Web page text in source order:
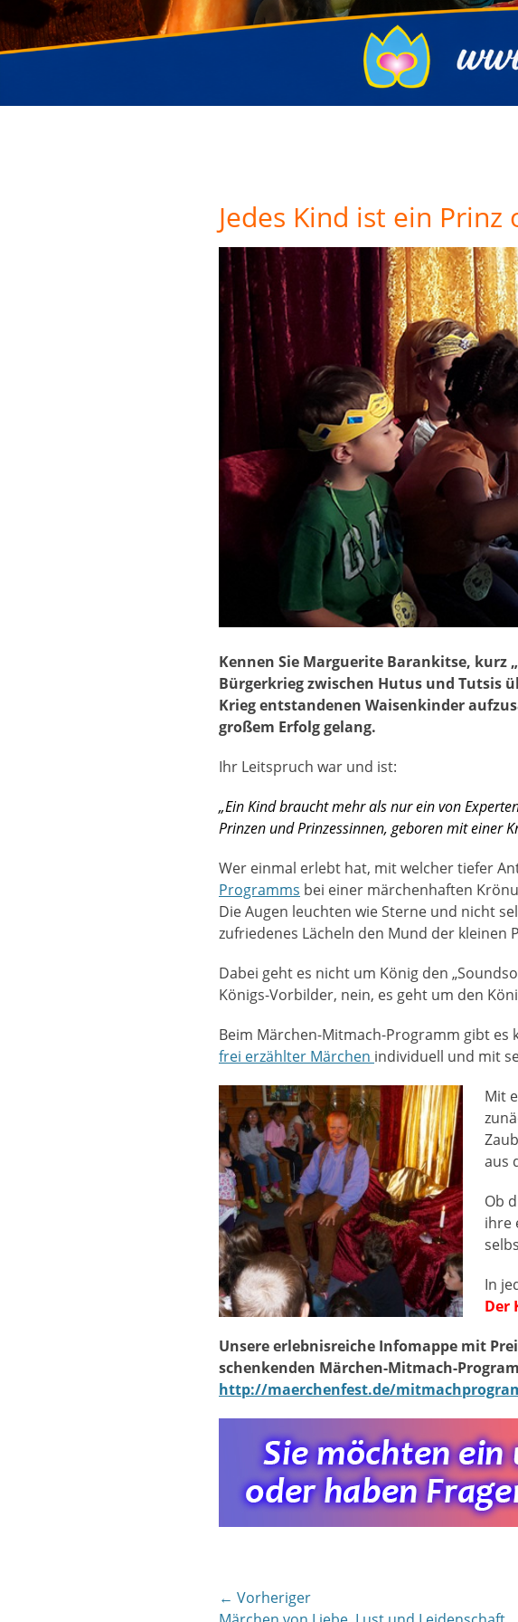
Jedes Kind ist ein
Kennen Sie Marguerite Barankitse, kurz
Bürgerkrieg zwischen Hutus und Tutsis
Krieg entstandenen Waisenkinder
großem Erfolg gelang.
Ihr Leitspruch war und ist:
„Ein Kind braucht mehr als nur ein von
Prinzen und Prinzessinnen, geboren mit einer
Wer einmal erlebt hat, mit welcher tiefer
Programms bei einer märchenhaften
Die Augen leuchten wie Sterne und nicht
zufriedenes Lächeln den Mund der kleinen
Dabei geht es nicht um König den
Königs-Vorbilder, nein, es geht um den
Beim Märchen-Mitmach-Programm gibt es
frei erzählter Märchen individuell und mit
Mit
aus
Ob
ihre
In
Der
Unsere erlebnisreiche Infomappe mit
schenkenden Märchen-Mitmach-
http://maerchenfest.de/
Beitragsnavigation
← Vorheriger